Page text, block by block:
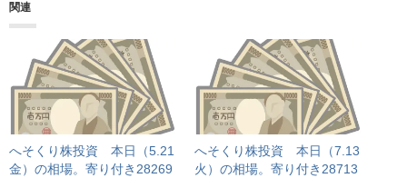
関連
へそくり株投資 本日（5.21
金）の相場。寄り付き28269
へそくり株投資 本日（7.13
火）の相場。寄り付き28713